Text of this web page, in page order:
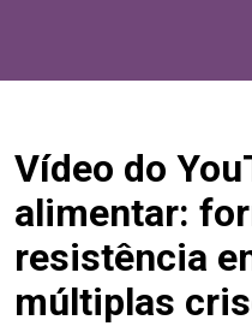
Vídeo do
alimentar:
resistência
múltiplas